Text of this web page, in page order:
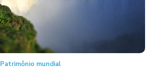
Patrimônio mundial